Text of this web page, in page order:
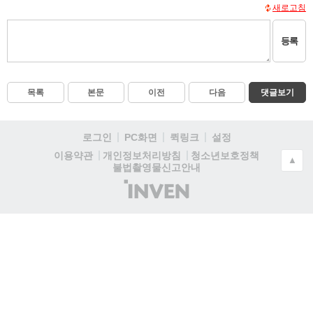
새로고침
등록
목록 본문 이전 다음 댓글보기
로그인 PC화면 퀵링크
설정
이용약관
개인정보처리방침
청소년보호정책
불법촬영물신고안내
(주)
인
▲